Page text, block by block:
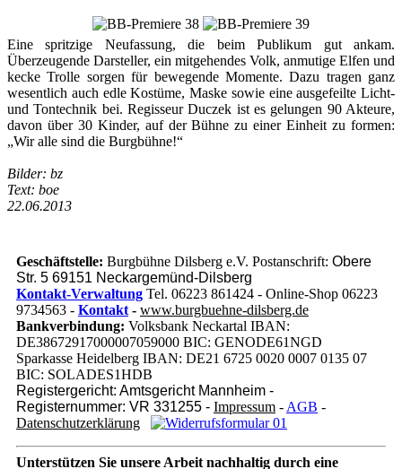
Eine spritzige Neufassung, die beim Publikum gut ankam.
Überzeugende Darsteller, ein mitgehendes Volk, anmutige Elfen und
kecke Trolle sorgen für bewegende Momente. Dazu tragen ganz
wesentlich auch edle Kostüme, Maske sowie eine ausgefeilte Licht-
und Tontechnik bei. Regisseur Duczek ist es gelungen 90 Akteure,
davon über 30 Kinder, auf der Bühne zu einer Einheit zu formen:
„Wir alle sind die Burgbühne!“
Bilder: bz
Text: boe
22.06.2013
Geschäftstelle: Burgbühne Dilsberg e.V. Postanschrift: Obere
Str. 5 69151 Neckargemünd-Dilsberg
Kontakt-Verwaltung Tel. 06223 861424 - Online-Shop 06223
9734563 - Kontakt - www.burgbuehne-dilsberg.de
Bankverbindung: Volksbank Neckartal IBAN:
DE38672917000007059000 BIC: GENODE61NGD
Sparkasse Heidelberg IBAN: DE21 6725 0020 0007 0135 07
BIC: SOLADES1HDB
Registergericht: Amtsgericht Mannheim -
Registernummer: VR 331255 - Impressum - AGB -
Datenschutzerklärung
Unterstützen Sie unsere Arbeit nachhaltig durch eine